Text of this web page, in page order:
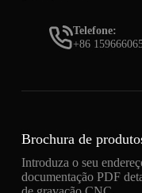
Telefone:
+86
Brochura de
Introduza o seu
documentação PDF